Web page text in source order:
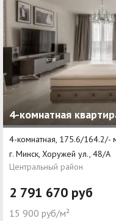
4-комнатная
4-комнатная, 175.6/164.2/-
г. Минск, Хоружей ул., 48/А
Центральный район
2 791 670 руб
15 900 руб/м²